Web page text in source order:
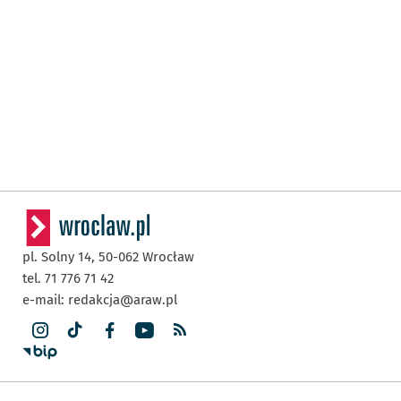
pl. Solny 14, 50-062 Wrocław
tel. 71 776 71 42
e-mail: redakcja@araw.pl